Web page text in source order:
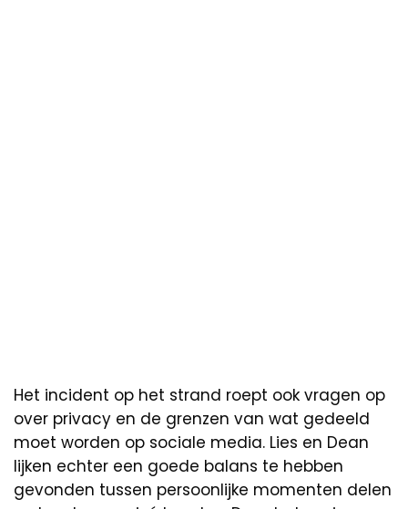
Het incident op het strand roept ook vragen op
over privacy en de grenzen van wat gedeeld
moet worden op sociale media. Lies en Dean
lijken echter een goede balans te hebben
gevonden tussen persoonlijke momenten delen